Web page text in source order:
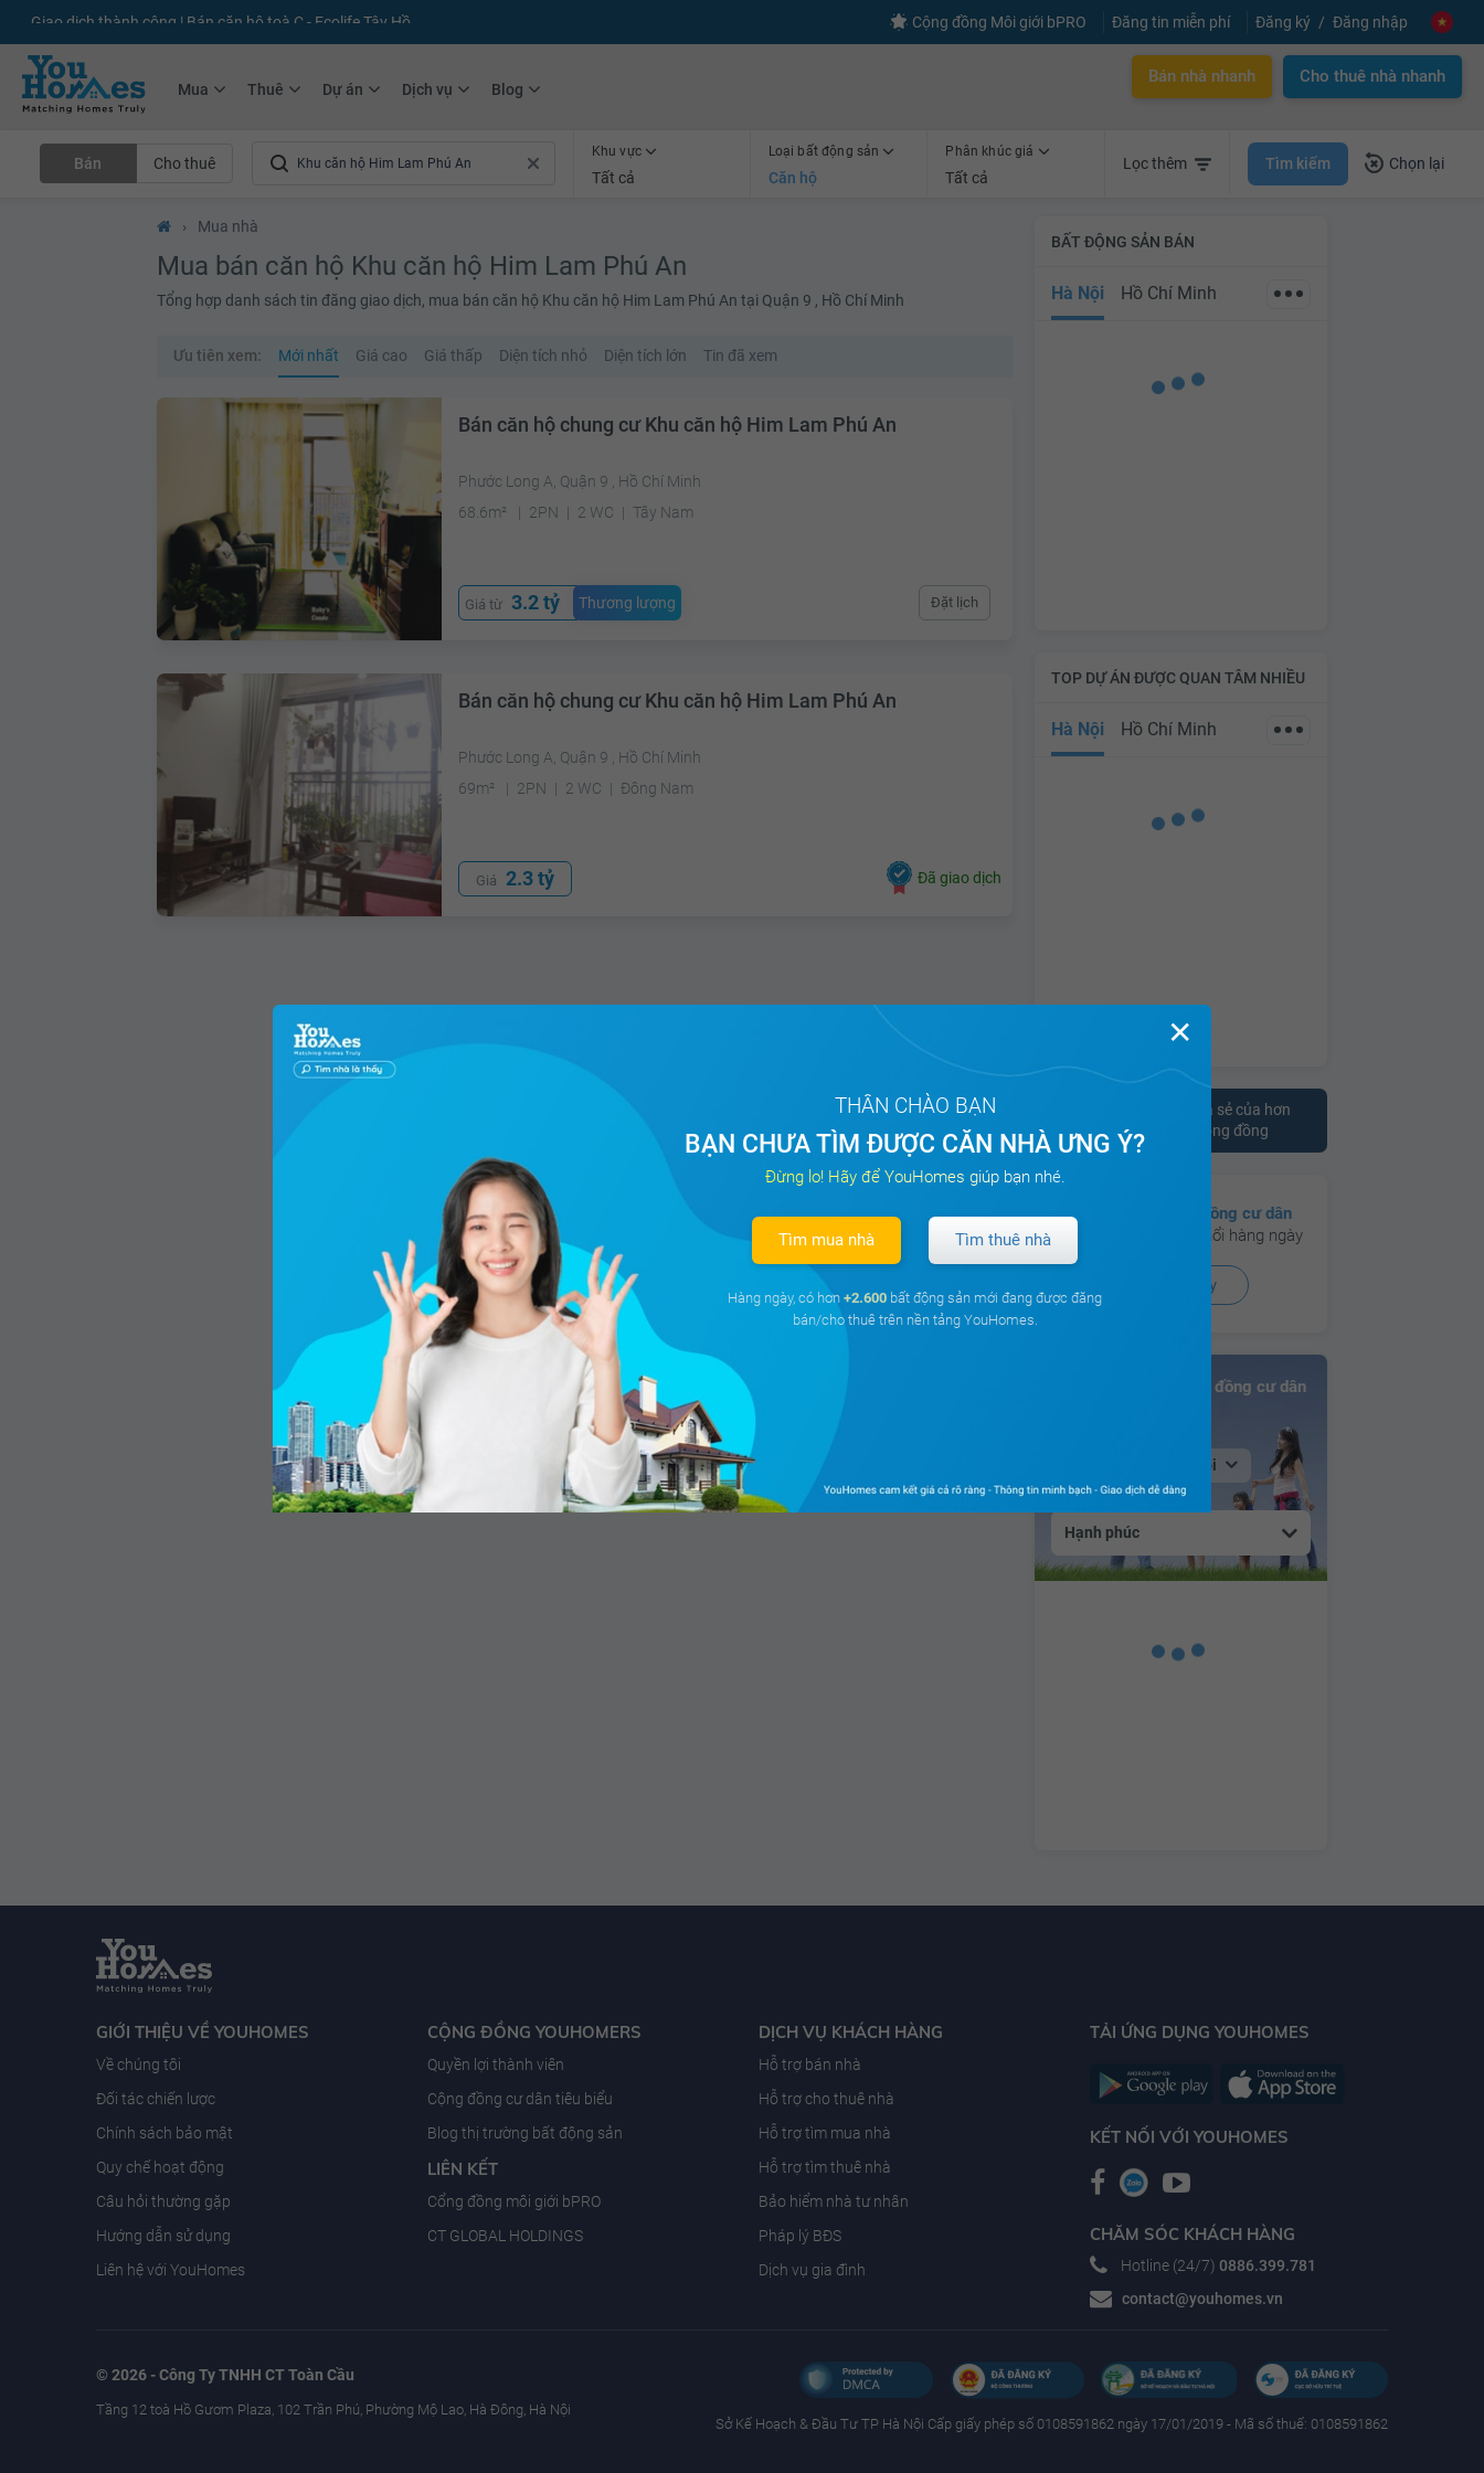
+75.000Tin đăng mới hàng tháng +10.000Thành viên Youhomers Cộng đồng Môi giới bPRO Đăng tin miễn phí Đăng ký Đăng nhập
Mua Thuê Dự án Dịch vụ Blog
Bán nhà nhanh Cho thuê nhà nhanh
Bán Cho thuê
Khu vực
Tất cả
Loại bất động sản
Căn hộ
Phân khúc giá
Tất cả
Lọc thêm Tìm kiếm Chọn lại
› Mua nhà
Mua bán căn hộ Khu căn hộ Him Lam Phú An
Tổng hợp danh sách tin đăng giao dịch, mua bán căn hộ Khu căn hộ Him Lam Phú An tại Quận 9 , Hồ Chí Minh
Ưu tiên xem: Mới nhất Giá cao Giá thấp Diện tích nhỏ Diện tích lớn Tin đã xem
Bán căn hộ chung cư Khu căn hộ Him Lam Phú An
Phước Long A, Quận 9 , Hồ Chí Minh
68.6m²
2PN 2 WC Tây Nam
Giá từ 3.2 tỷ Thương lượng Đặt lịch
Bán căn hộ chung cư Khu căn hộ Him Lam Phú An
Phước Long A, Quận 9 , Hồ Chí Minh
69m²
2PN 2 WC Đông Nam
Giá 2.3 tỷ Đã giao dịch
BẤT ĐỘNG SẢN BÁN
Hà Nội Hồ Chí Minh
TOP DỰ ÁN ĐƯỢC QUAN TÂM NHIỀU
Hà Nội Hồ Chí Minh
Tham khảo ý kiến chia sẻ của hơn
10.000 cư dân trên cộng đồng
Có hơn
130 cộng đồng cư dân
đang hoạt động sôi nổi hàng ngày
Xem ngay
Bảng xếp hạng Cộng đồng cư dân
Tại Hà Nội
Hạnh phúc
GIỚI THIỆU VỀ YOUHOMES
Về chúng tôi
Đối tác chiến lược
Chính sách bảo mật
Quy chế hoạt động
Câu hỏi thường gặp
Hướng dẫn sử dụng
Liên hệ với YouHomes
CỘNG ĐỒNG YOUHOMERS
Quyền lợi thành viên
Cộng đồng cư dân tiêu biểu
Blog thị trường bất động sản
LIÊN KẾT
Cổng đồng môi giới bPRO
CT GLOBAL HOLDINGS
DỊCH VỤ KHÁCH HÀNG
Hỗ trợ bán nhà
Hỗ trợ cho thuê nhà
Hỗ trợ tìm mua nhà
Hỗ trợ tìm thuê nhà
Bảo hiểm nhà tư nhân
Pháp lý BĐS
Dịch vụ gia đình
TẢI ỨNG DỤNG YOUHOMES
KẾT NỐI VỚI YOUHOMES
CHĂM SÓC KHÁCH HÀNG
Hotline (24/7) 0886.399.781
contact@youhomes.vn
© 2026 - Công Ty TNHH CT Toàn Cầu
Tầng 12 toà Hồ Gươm Plaza, 102 Trần Phú, Phường Mộ Lao, Hà Đông, Hà Nội
Sở Kế Hoạch & Ðầu Tư TP Hà Nội Cấp giấy phép số 0108591862 ngày 17/01/2019 - Mã số thuế: 0108591862
✕
THÂN CHÀO BẠN
BẠN CHƯA TÌM ĐƯỢC CĂN NHÀ ƯNG Ý?
Đừng lo! Hãy để YouHomes giúp bạn nhé.
Tìm mua nhà Tìm thuê nhà
Hàng ngày, có hơn +2.600 bất động sản mới đang được đăng
bán/cho thuê trên nền tảng YouHomes.